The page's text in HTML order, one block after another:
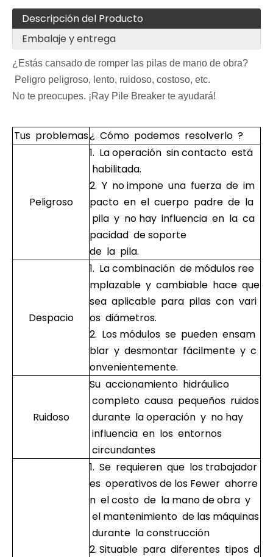
Descripción del Producto
Embalaje y entrega
¿Estás cansado de romper las pilas de mano de obra?
Peligro peligroso, lento, ruidoso, costoso, etc.
No te preocupes. ¡Ray Pile Breaker te ayudará!
Tus problemas¿ Cómo podemos resolverlo ?
Peligroso
1. La operación sin contacto está
habilitada.
2. Y no impone una fuerza de im
pacto en el cuerpo padre de la
pila y no hay influencia en la ca
pacidad de soporte
de la pila.
Despacio
1. La combinación de módulos ree
mplazable y cambiable hace que
sea aplicable para pilas con vari
os diámetros.
2. Los módulos se pueden ensam
blar y desmontar fácilmente y c
onvenientemente.
Ruidoso
Su accionamiento hidráulico
completo causa pequeños ruidos
durante la operación y no hay
influencia en los entornos
circundantes
1. Se requieren que los trabajador
es operativos de los Fewer ahorre
n el costo de la mano de obra y
el mantenimiento de las máquinas
durante la construcción
2. Situable para diferentes tipos d